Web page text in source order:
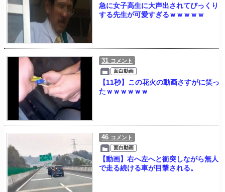
急に女子高生に大声出されてびっくり
する先生が可愛すぎるｗｗｗｗｗ
31 コメント
面白動画
【11秒】この花火の動画さすがに笑っ
たｗｗｗｗｗｗ
46 コメント
面白動画
【動画】右へ左へと衝突しながら無人
で走る続ける車が目撃される。